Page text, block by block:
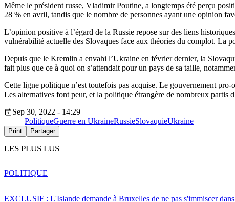
Même le président russe, Vladimir Poutine, a longtemps été perçu
28 % en avril, tandis que le nombre de personnes ayant une opinion
L’opinion positive à l’égard de la Russie repose sur des liens
vulnérabilité actuelle des Slovaques face aux théories du complot. La
Depuis que le Kremlin a envahi l’Ukraine en février dernier, la
fait plus que ce à quoi on s’attendait pour un pays de sa taille,
Cette ligne politique n’est toutefois pas acquise. Le gouvernement
Les alternatives font peur, et la politique étrangère de nombreux partis
Sep 30, 2022 - 14:29
PolitiqueGuerre en UkraineRussieSlovaquieUkraine
Print Partager
LES PLUS LUS
EXCLUSIF : L'Islande demande à Bruxelles de ne pas s'immiscer
POLITIQUE